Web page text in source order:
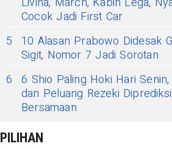
Cocok Jadi First Car
5
10 Alasan Prabowo Didesak
Sigit, Nomor 7 Jadi Sorotan
6 6 Shio Paling Hoki Hari
dan Peluang Rezeki
Bersamaan
PILIHAN